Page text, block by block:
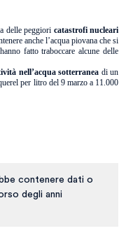
delle peggiori catastrofi nucleari
anche l’acqua piovana che si
fatto traboccare alcune delle
nell’acqua sotterranea di un
per litro del 9 marzo a 11.000
contenere dati o
degli anni